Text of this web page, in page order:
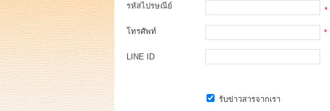
รหัสไปรษณีย์
*
โทรศัพท์ *
LINE ID
รับข่าวสารจากเรา